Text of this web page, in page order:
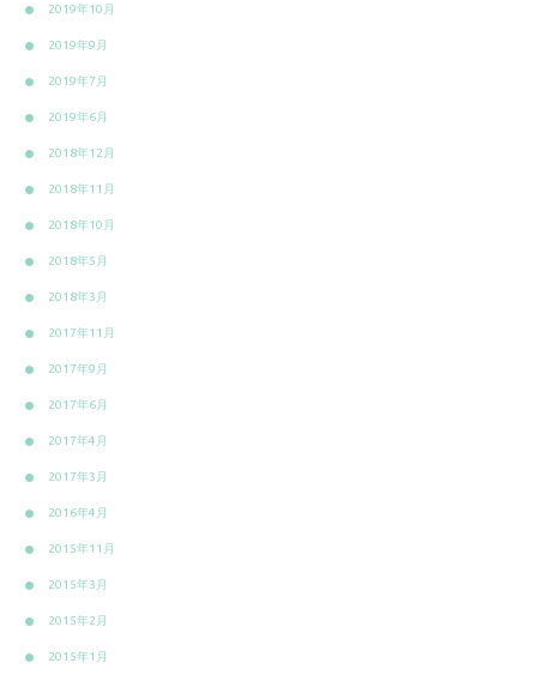
2019年10月
2019年9月
2019年7月
2019年6月
2018年12月
2018年11月
2018年10月
2018年5月
2018年3月
2017年11月
2017年9月
2017年6月
2017年4月
2017年3月
2016年4月
2015年11月
2015年3月
2015年2月
2015年1月